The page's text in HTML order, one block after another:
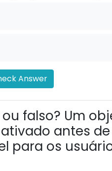
Answer
falso? Um
ativado antes de
para os